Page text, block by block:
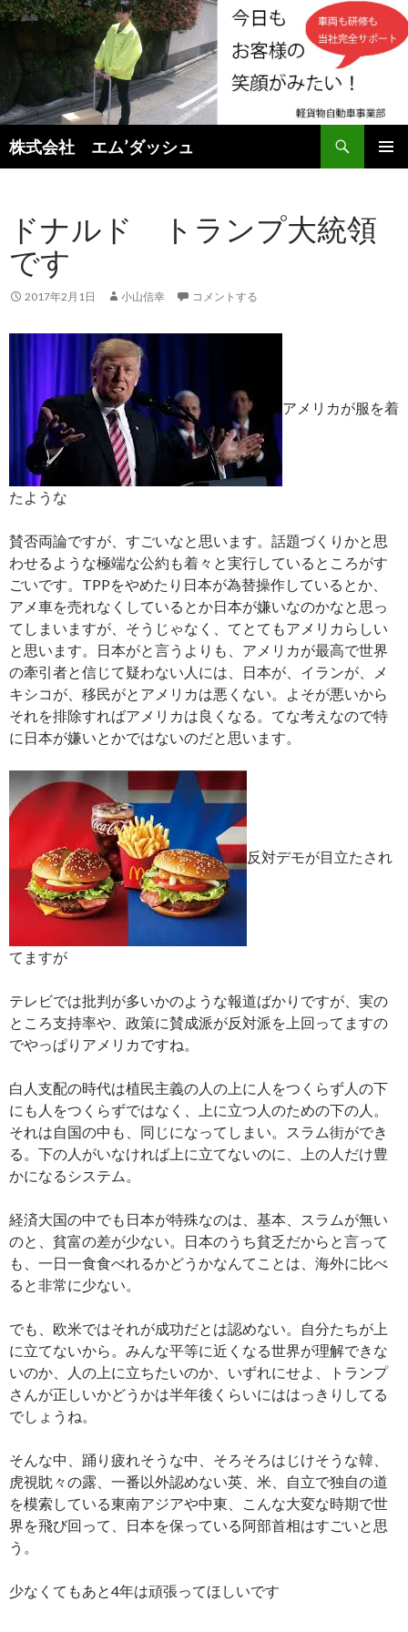
株式会社 エム’ダッシュ
検
索
ン
へ
キ
プ
ドナルド トランプ大統領
です
2017年2月1日 小山信幸 コメントする
アメリカが服を着
たような
賛否両論ですが、すごいなと思います。話題づくりかと思
わせるような極端な公約も着々と実行しているところがす
ごいです。TPPをやめたり日本が為替操作しているとか、
アメ車を売れなくしているとか日本が嫌いなのかなと思っ
てしまいますが、そうじゃなく、てとてもアメリカらしい
と思います。日本がと言うよりも、アメリカが最高で世界
の牽引者と信じて疑わない人には、日本が、イランが、メ
キシコが、移民がとアメリカは悪くない。よそが悪いから
それを排除すればアメリカは良くなる。てな考えなので特
に日本が嫌いとかではないのだと思います。
反対デモが目立たされ
てますが
テレビでは批判が多いかのような報道ばかりですが、実の
ところ支持率や、政策に賛成派が反対派を上回ってますの
でやっぱりアメリカですね。
白人支配の時代は植民主義の人の上に人をつくらず人の下
にも人をつくらずではなく、上に立つ人のための下の人。
それは自国の中も、同じになってしまい。スラム街ができ
る。下の人がいなければ上に立てないのに、上の人だけ豊
かになるシステム。
経済大国の中でも日本が特殊なのは、基本、スラムが無い
のと、貧富の差が少ない。日本のうち貧乏だからと言って
も、一日一食食べれるかどうかなんてことは、海外に比べ
ると非常に少ない。
でも、欧米ではそれが成功だとは認めない。自分たちが上
に立てないから。みんな平等に近くなる世界が理解できな
いのか、人の上に立ちたいのか、いずれにせよ、トランプ
さんが正しいかどうかは半年後くらいにははっきりしてる
でしょうね。
そんな中、踊り疲れそうな中、そろそろはじけそうな韓、
虎視眈々の露、一番以外認めない英、米、自立で独自の道
を模索している東南アジアや中東、こんな大変な時期で世
界を飛び回って、日本を保っている阿部首相はすごいと思
う。
少なくてもあと4年は頑張ってほしいです